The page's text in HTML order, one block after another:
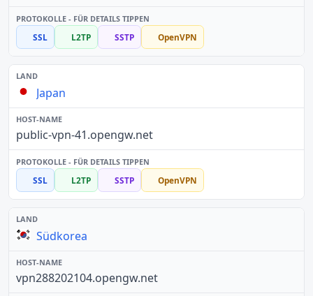
SSL L2TP SSTP OpenVPN
Japan
public-vpn-41.opengw.net
SSL L2TP SSTP OpenVPN
Südkorea
vpn288202104.opengw.net